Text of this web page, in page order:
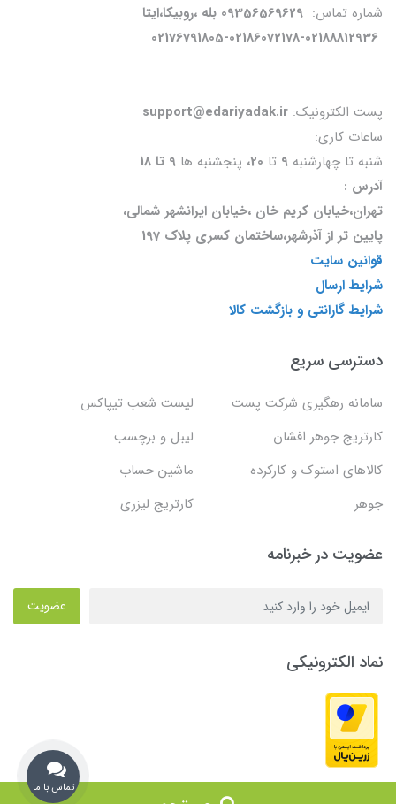
شماره تماس: 09356569629 بله ،روبیکا،ایتا
02176791805-02186072178-02188812936
پست الکترونیک:
ساعات کاری:
شنبه تا چهارشنبه 9 تا 20، پنجشنبه ها
آدرس :
تهران،خیابان کریم خان ،خیابان ایرانشهر شمالی،
پایین تر از آذرشهر،ساختمان کسری پلاک 197
قوانین سایت
شرایط ارسال
شرایط گارانتی و بازگشت کالا
دسترسی سریع
سامانه رهگیری شرکت پست
لیست شعب تیپاکس
کارتریج جوهر افشان
لیبل و برچسب
کالاهای استوک و کارکرده
ماشین حساب
جوهر
کارتریج لیزری
عضویت در خبرنامه
عضویت
نماد الکترونیکی
تماس با ما